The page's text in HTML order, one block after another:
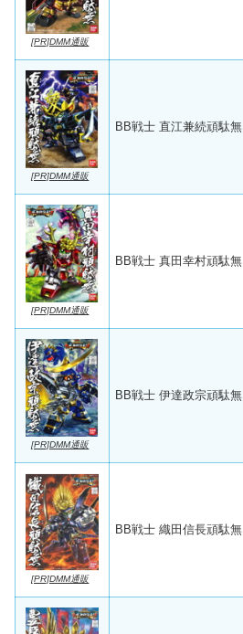
[PR]DMM通販
[PR]DMM通販
BB戦士 直江兼続頑駄無
[PR]DMM通販
BB戦士 真田幸村頑駄無
[PR]DMM通販
BB戦士 伊達政宗頑駄無
[PR]DMM通販
BB戦士 織田信長頑駄無